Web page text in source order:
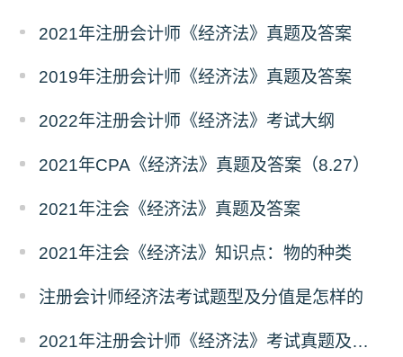
2021年注册会计师《经济法》真题及答案
2019年注册会计师《经济法》真题及答案
2022年注册会计师《经济法》考试大纲
2021年CPA《经济法》真题及答案（8.27）
2021年注会《经济法》真题及答案
2021年注会《经济法》知识点：物的种类
注册会计师经济法考试题型及分值是怎样的
2021年注册会计师《经济法》考试真题及答案